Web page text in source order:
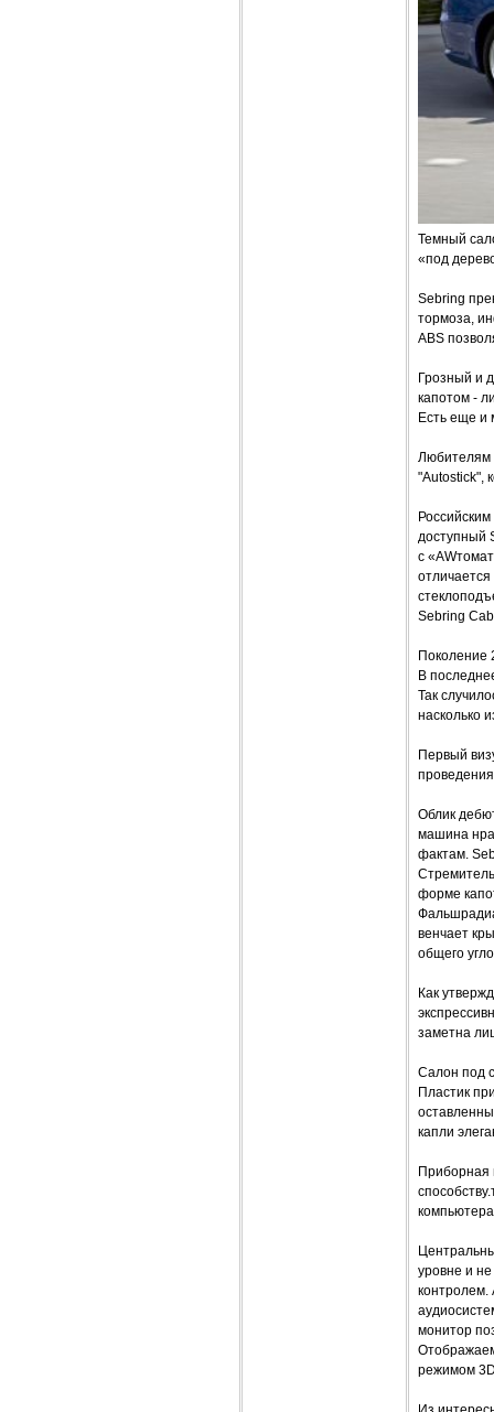
Темный
«под
Sebring
тормоза,
ABS
Грозный и
капотом -
Есть еще и
Любителям
"Autostick",
доступный
с
Sebring
Поколение
В
Так
насколько
Первый
Облик
машина
фактам.
форме
венчает
общего
Как
заметна
Салон под
Пластик
капли
Приборная
уровне и
контролем.
монитор
режимом